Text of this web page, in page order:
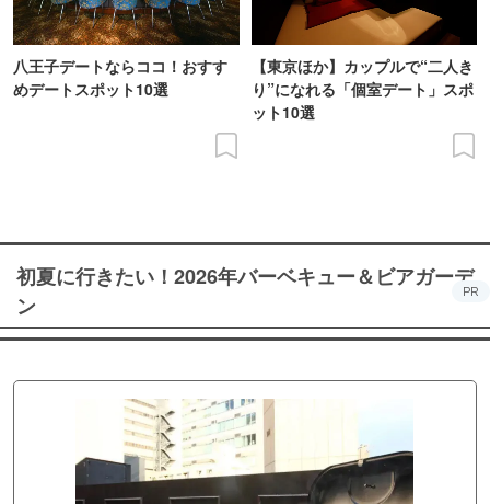
八王子デートならココ！おすす
めデートスポット10選
【東京ほか】カップルで“二人き
り”になれる「個室デート」スポ
ット10選
初夏に行きたい！2026年バーベキュー＆ビアガーデ
ン
PR